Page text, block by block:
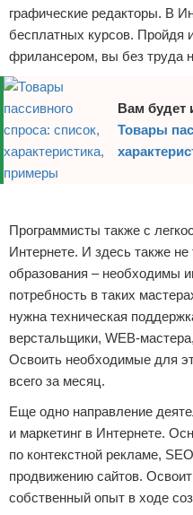
графические редакторы. В
бесплатных курсов. Пройдя
фрилансером, вы без труда
Вам будет
Товары
Программисты также с
Интернете. И здесь также не
образования – необходимы
потребность в таких
нужна техническая
верстальщики, WEB-
Освоить необходимые для
всего за месяц.
Еще одно направление
и маркетинг в Интернете.
по контекстной рекламе,
продвижению сайтов.
собственный опыт в ходе